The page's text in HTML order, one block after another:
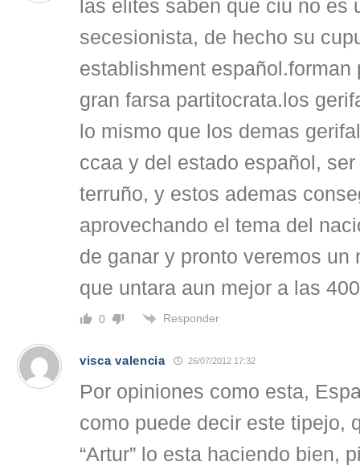
las elites saben que ciu no es
secesionista, de hecho su
establishment español.forman
gran farsa partitocrata.los
lo mismo que los demas
ccaa y del estado español,
terruño, y estos ademas
aprovechando el tema del
de ganar y pronto veremos un
que untara aun mejor a las
0 Responder
visca valencia 26/07/2012 17:32
Por opiniones como esta,
como puede decir este tipejo,
“Artur” lo esta haciendo bien,